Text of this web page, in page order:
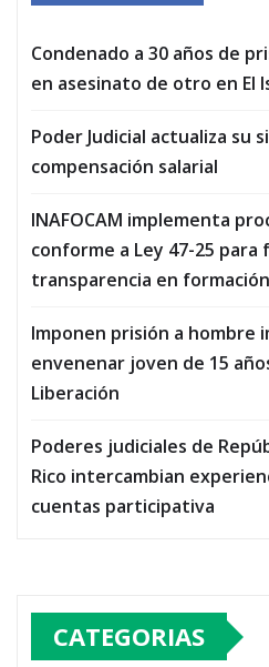
Condenado a 30 años de
en asesinato de otro en El
Poder Judicial actualiza su
compensación salarial
INAFOCAM implementa
conforme a Ley 47-25
transparencia en
Imponen prisión a hombre
envenenar joven de 15
Liberación
Poderes judiciales de
Rico intercambian
cuentas participativa
CATEGORIAS